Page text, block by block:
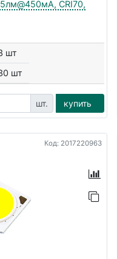
CRI70,
шт
шт
шт. купить
Код: 2017220963